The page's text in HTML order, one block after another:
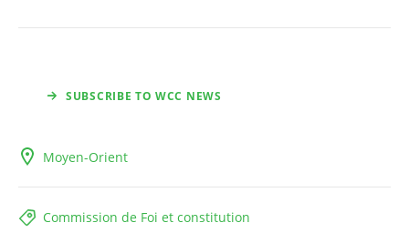
SUBSCRIBE TO WCC NEWS
Moyen-Orient
Commission de Foi et constitution